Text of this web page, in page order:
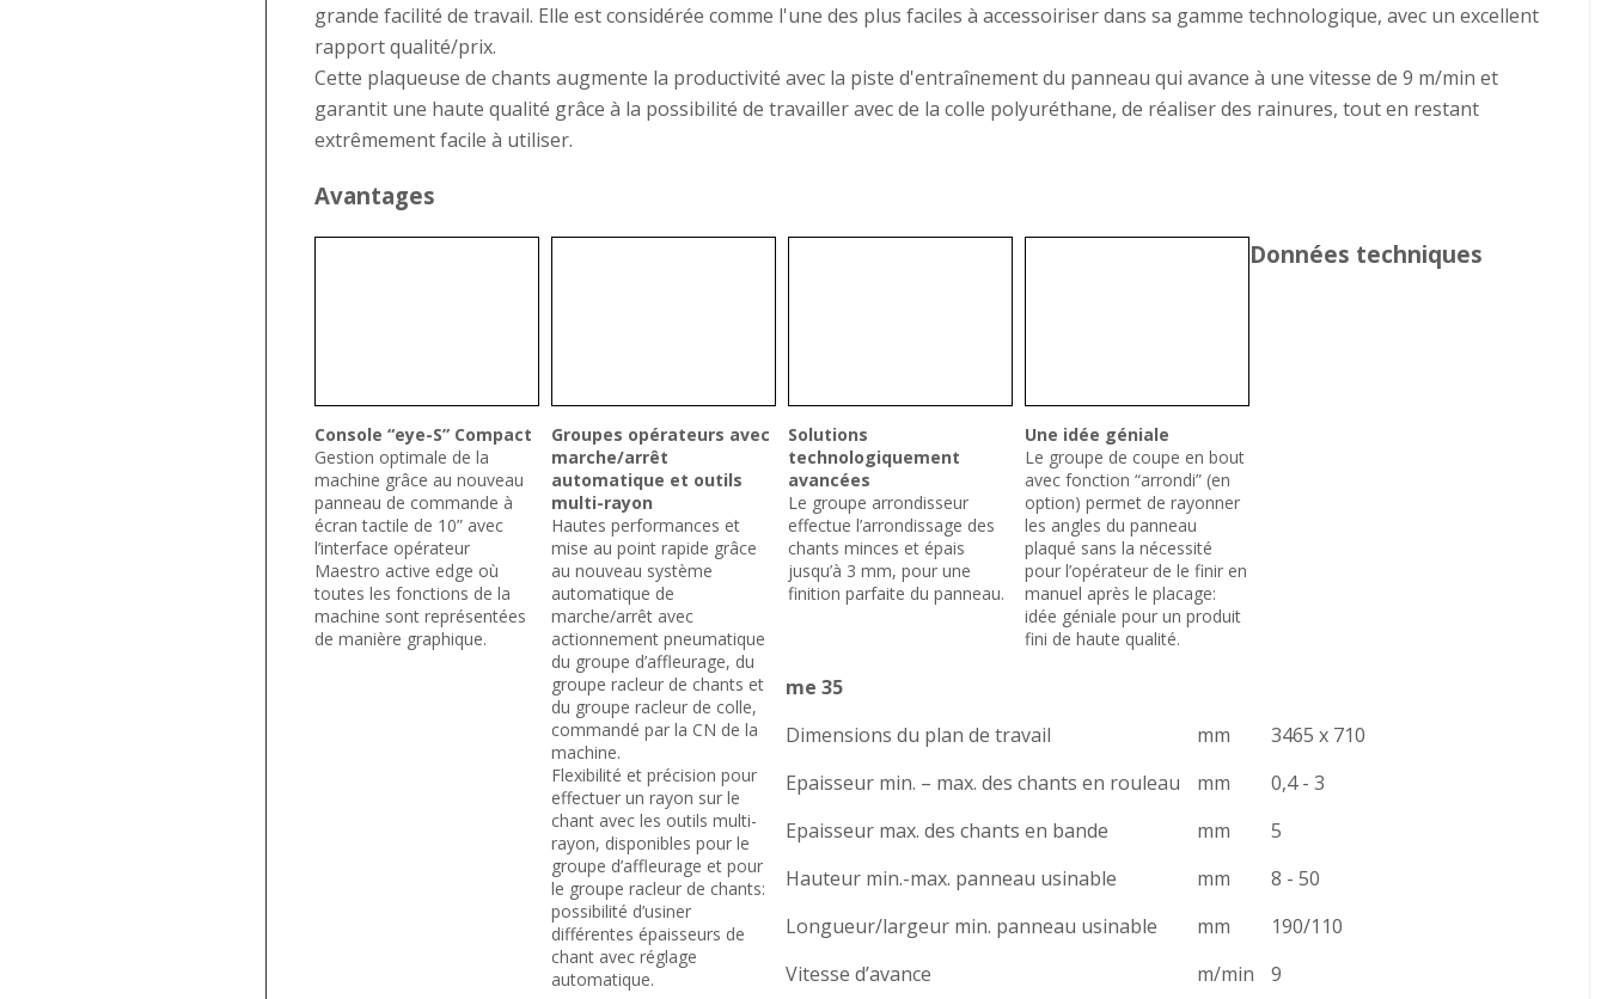
grande facilité de travail. Elle est considérée comme l'une des plus faciles à accessoiriser dans sa gamme technologique, avec un excellent
rapport qualité/prix.
Cette plaqueuse de chants augmente la productivité avec la piste d'entraînement du panneau qui avance à une vitesse de 9 m/min et
garantit une haute qualité grâce à la possibilité de travailler avec de la colle polyuréthane, de réaliser des rainures, tout en restant
extrêmement facile à utiliser.
Avantages
Console “eye-S” Compact
Gestion optimale de la
machine grâce au nouveau
panneau de commande à
écran tactile de 10” avec
l’interface opérateur
Maestro active edge où
toutes les fonctions de la
machine sont représentées
de manière graphique.
Groupes opérateurs avec
marche/arrêt
automatique et outils
multi-rayon
Hautes performances et
mise au point rapide grâce
au nouveau système
automatique de
marche/arrêt avec
actionnement pneumatique
du groupe d’affleurage, du
groupe racleur de chants et
du groupe racleur de colle,
commandé par la CN de la
machine.
Flexibilité et précision pour
effectuer un rayon sur le
chant avec les outils multi-
rayon, disponibles pour le
groupe d’affleurage et pour
le groupe racleur de chants:
possibilité d’usiner
différentes épaisseurs de
chant avec réglage
automatique.
Solutions
technologiquement
avancées
Le groupe arrondisseur
effectue l’arrondissage des
chants minces et épais
jusqu’à 3 mm, pour une
finition parfaite du panneau.
Une idée géniale
Le groupe de coupe en bout
avec fonction “arrondi” (en
option) permet de rayonner
les angles du panneau
plaqué sans la nécessité
pour l’opérateur de le finir en
manuel après le placage:
idée géniale pour un produit
fini de haute qualité.
Données techniques
me 35
Dimensions du plan de travail
mm
3465 x 710
Epaisseur min. – max. des chants en rouleau
mm
0,4 - 3
Epaisseur max. des chants en bande
mm
5
Hauteur min.-max. panneau usinable
mm
8 - 50
Longueur/largeur min. panneau usinable
mm
190/110
Vitesse d’avance
m/min 9